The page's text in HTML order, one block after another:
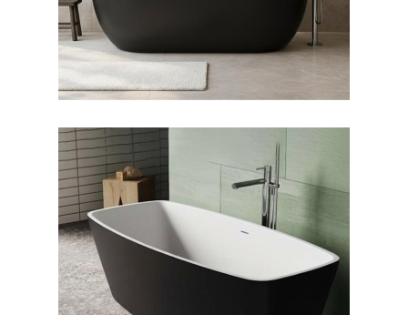
وان فری استندینگ بیانکا
بیرون مشکی